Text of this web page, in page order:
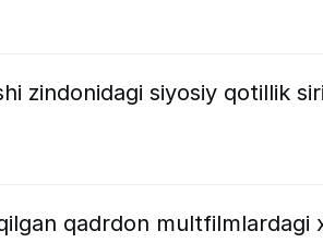
zindonidagi siyosiy qotillik siri
qadrdon multfilmlardagi